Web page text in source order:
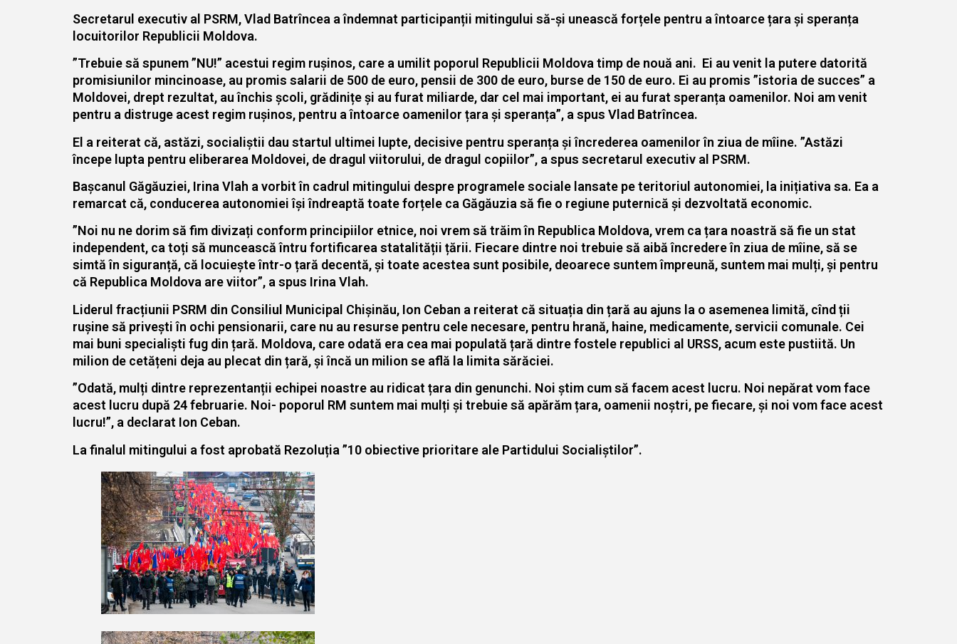
Secretarul executiv al PSRM, Vlad Batrîncea a îndemnat participanții mitingului să-și unească forțele pentru a întoarce țara și speranța
locuitorilor Republicii Moldova.
”Trebuie să spunem ”NU!” acestui regim rușinos, care a umilit poporul Republicii Moldova timp de nouă ani. Ei au venit la putere datorită
promisiunilor mincinoase, au promis salarii de 500 de euro, pensii de 300 de euro, burse de 150 de euro. Ei au promis ”istoria de succes” a
Moldovei, drept rezultat, au închis școli, grădinițe și au furat miliarde, dar cel mai important, ei au furat speranța oamenilor. Noi am venit
pentru a distruge acest regim rușinos, pentru a întoarce oamenilor țara și speranța”, a spus Vlad Batrîncea.
El a reiterat că, astăzi, socialiștii dau startul ultimei lupte, decisive pentru speranța și încrederea oamenilor în ziua de mîine. ”Astăzi
începe lupta pentru eliberarea Moldovei, de dragul viitorului, de dragul copiilor”, a spus secretarul executiv al PSRM.
Bașcanul Găgăuziei, Irina Vlah a vorbit în cadrul mitingului despre programele sociale lansate pe teritoriul autonomiei, la inițiativa sa. Ea a
remarcat că, conducerea autonomiei își îndreaptă toate forțele ca Găgăuzia să fie o regiune puternică și dezvoltată economic.
”Noi nu ne dorim să fim divizați conform principiilor etnice, noi vrem să trăim în Republica Moldova, vrem ca țara noastră să fie un stat
independent, ca toți să muncească întru fortificarea statalității țării. Fiecare dintre noi trebuie să aibă încredere în ziua de mîine, să se
simtă în siguranță, că locuiește într-o țară decentă, și toate acestea sunt posibile, deoarece suntem împreună, suntem mai mulți, și pentru
că Republica Moldova are viitor”, a spus Irina Vlah.
Liderul fracțiunii PSRM din Consiliul Municipal Chișinău, Ion Ceban a reiterat că situația din țară au ajuns la o asemenea limită, cînd ții
rușine să privești în ochi pensionarii, care nu au resurse pentru cele necesare, pentru hrană, haine, medicamente, servicii comunale. Cei
mai buni specialiști fug din țară. Moldova, care odată era cea mai populată țară dintre fostele republici al URSS, acum este pustiită. Un
milion de cetățeni deja au plecat din țară, și încă un milion se află la limita sărăciei.
”Odată, mulți dintre reprezentanții echipei noastre au ridicat țara din genunchi. Noi știm cum să facem acest lucru. Noi nepărat vom face
acest lucru după 24 februarie. Noi- poporul RM suntem mai mulți și trebuie să apărăm țara, oamenii noștri, pe fiecare, și noi vom face acest
lucru!”, a declarat Ion Ceban.
La finalul mitingului a fost aprobată Rezoluția ”10 obiective prioritare ale Partidului Socialiștilor”.